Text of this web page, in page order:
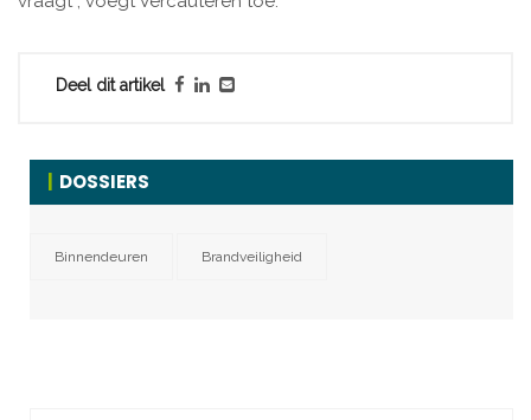
Deel dit artikel
DOSSIERS
Binnendeuren Brandveiligheid